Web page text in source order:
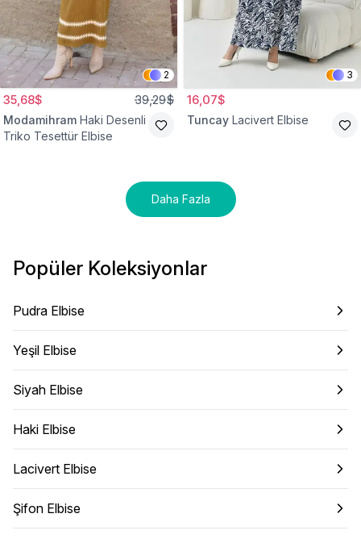
2
35,68$ 39,29$
Modamihram Haki Desenli
Triko Tesettür Elbise
3
16,07$
Tuncay Lacivert Elbise
Daha Fazla
Popüler Koleksiyonlar
Pudra Elbise
Yeşil Elbise
Siyah Elbise
Haki Elbise
Lacivert Elbise
Şifon Elbise